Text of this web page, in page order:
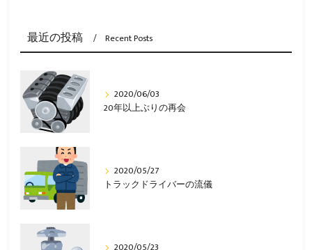
最近の投稿 Recent Posts
2020/06/03
20年以上ぶりの再会
2020/05/27
トラックドライバーの流儀